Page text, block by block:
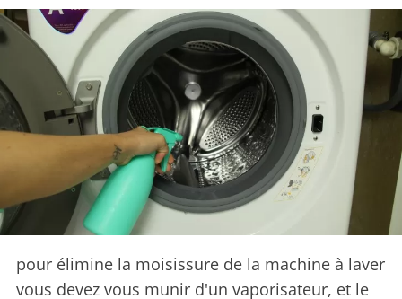
pour élimine la moisissure de la machine à laver
vous devez vous munir d'un vaporisateur, et le